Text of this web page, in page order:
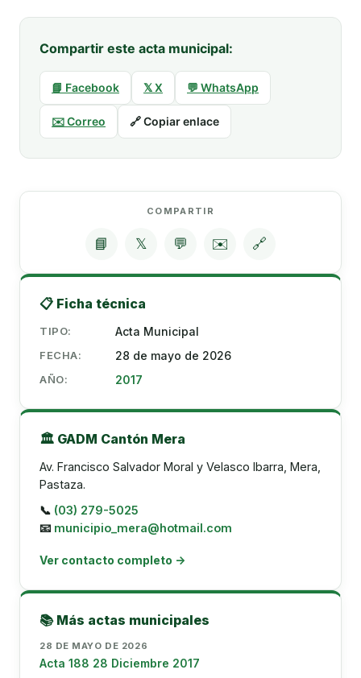
Compartir este acta municipal:
📘 Facebook 𝕏 X 💬 WhatsApp
✉️ Correo 🔗 Copiar enlace
COMPARTIR
📘 𝕏 💬 ✉️ 🔗
📋 Ficha técnica
TIPO: Acta Municipal
FECHA: 28 de mayo de 2026
AÑO: 2017
🏛️ GADM Cantón Mera
Av. Francisco Salvador Moral y Velasco Ibarra, Mera,
Pastaza.
📞 (03) 279-5025
📧 municipio_mera@hotmail.com
Ver contacto completo →
📚 Más actas municipales
28 DE MAYO DE 2026
Acta 188 28 Diciembre 2017